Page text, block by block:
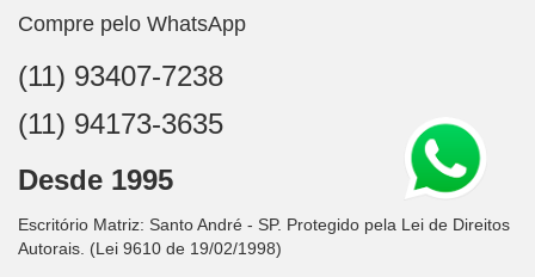
Compre pelo WhatsApp
(11) 93407-7238
(11) 94173-3635
Desde 1995
Escritório Matriz: Santo André - SP. Protegido pela Lei de Direitos
Autorais. (Lei 9610 de 19/02/1998)